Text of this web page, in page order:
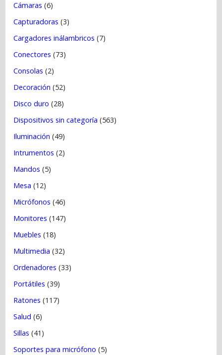
Cámaras (6)
Capturadoras (3)
Cargadores inálambricos (7)
Conectores (73)
Consolas (2)
Decoración (52)
Disco duro (28)
Dispositivos sin categoría (563)
Iluminación (49)
Intrumentos (2)
Mandos (5)
Mesa (12)
Micrófonos (46)
Monitores (147)
Muebles (18)
Multimedia (32)
Ordenadores (33)
Portátiles (39)
Ratones (117)
Salud (6)
Sillas (41)
Soportes para micrófono (5)